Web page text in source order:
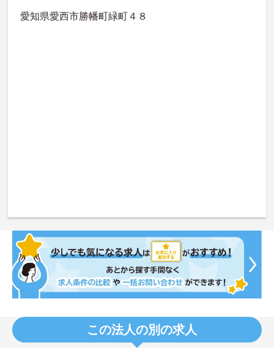
愛知県愛西市勝幡町緑町４８
この法人の別の求人